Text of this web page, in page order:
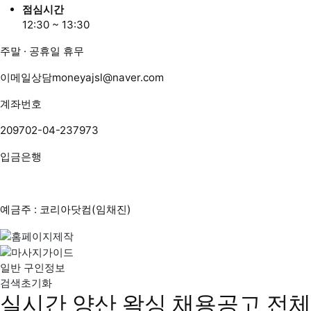
점심시간
12:30 ~ 13:30
주말 · 공휴일 휴무
이메일상담moneyajsl@naver.com
계좌번호
209702-04-237973
입금은행
예금주 : 코리아닷컴(임채진)
일반 구인정보
검색초기화
실시간 양산 왁싱 채용공고 전